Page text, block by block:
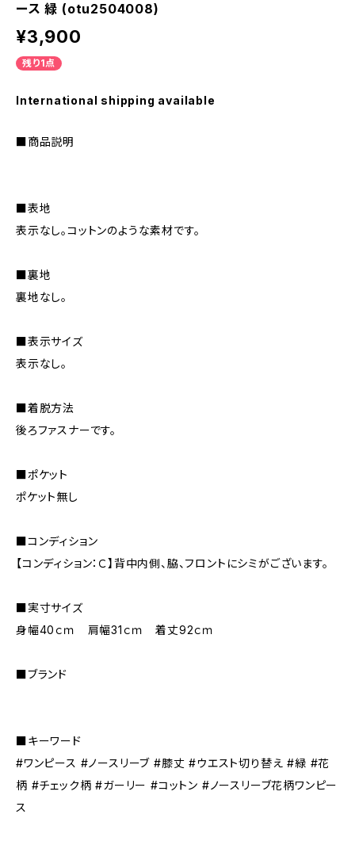
ース 緑 (otu2504008)
¥3,900
残り1点
International shipping available
■商品説明
■表地
表示なし。コットンのような素材です。
■裏地
裏地なし。
■表示サイズ
表示なし。
■着脱方法
後ろファスナーです。
■ポケット
ポケット無し
■コンディション
【コンディション：Ｃ】背中内側、脇、フロントにシミがございます。
■実寸サイズ
身幅40ｃｍ 肩幅31ｃｍ 着丈92ｃｍ
■ブランド
■キーワード
#ワンピース #ノースリーブ #膝丈 #ウエスト切り替え #緑 #花
柄 #チェック柄 #ガーリー #コットン #ノースリーブ花柄ワンピー
ス